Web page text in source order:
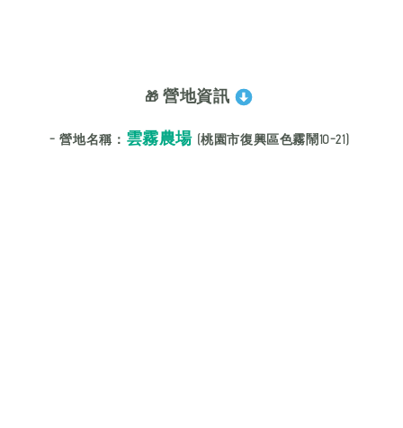
🎁 營地資訊
-營地名稱 ： 雲霧農場(桃園市復興區色霧鬧10-21)